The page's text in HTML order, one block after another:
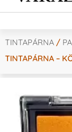
TINTAPÁRNA /
TINTAPÁRNA –